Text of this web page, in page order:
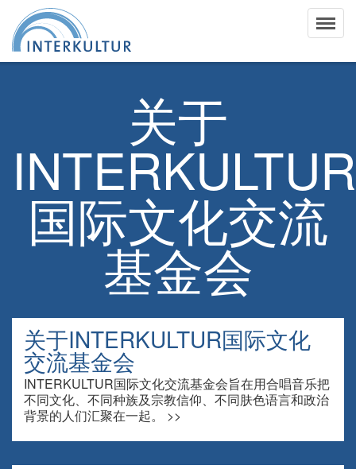
关于
INTERKULTUR
国际文化交流
基金会
关于INTERKULTUR国际文化
交流基金会
INTERKULTUR国际文化交流基金会旨在用合唱音乐把
不同文化、不同种族及宗教信仰、不同肤色语言和政治
背景的人们汇聚在一起。 >>